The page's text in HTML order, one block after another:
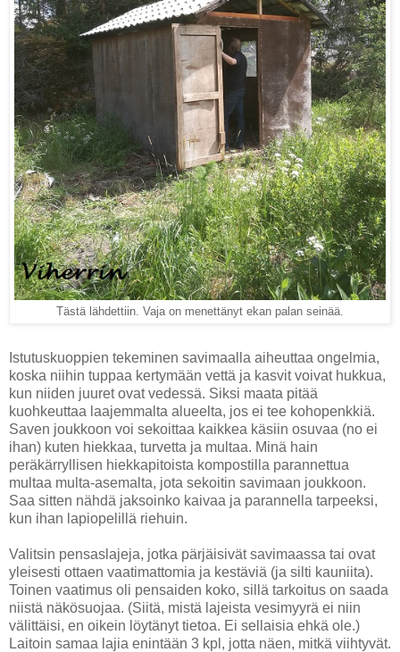
Tästä lähdettiin. Vaja on menettänyt ekan palan seinää.
Istutuskuoppien tekeminen savimaalla aiheuttaa ongelmia,
koska niihin tuppaa kertymään vettä ja kasvit voivat hukkua,
kun niiden juuret ovat vedessä. Siksi maata pitää
kuohkeuttaa laajemmalta alueelta, jos ei tee kohopenkkiä.
Saven joukkoon voi sekoittaa kaikkea käsiin osuvaa (no ei
ihan) kuten hiekkaa, turvetta ja multaa. Minä hain
peräkärryllisen hiekkapitoista kompostilla parannettua
multaa multa-asemalta, jota sekoitin savimaan joukkoon.
Saa sitten nähdä jaksoinko kaivaa ja parannella tarpeeksi,
kun ihan lapiopelillä riehuin.
Valitsin pensaslajeja, jotka pärjäisivät savimaassa tai ovat
yleisesti ottaen vaatimattomia ja kestäviä (ja silti kauniita).
Toinen vaatimus oli pensaiden koko, sillä tarkoitus on saada
niistä näkösuojaa. (Siitä, mistä lajeista vesimyyrä ei niin
välittäisi, en oikein löytänyt tietoa. Ei sellaisia ehkä ole.)
Laitoin samaa lajia enintään 3 kpl, jotta näen, mitkä viihtyvät.